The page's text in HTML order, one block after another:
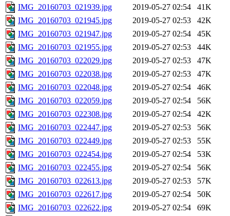
IMG_20160703_021939.jpg
2019-05-27 02:54
41K
IMG_20160703_021945.jpg
2019-05-27 02:53
42K
IMG_20160703_021947.jpg
2019-05-27 02:54
45K
IMG_20160703_021955.jpg
2019-05-27 02:53
44K
IMG_20160703_022029.jpg
2019-05-27 02:53
47K
IMG_20160703_022038.jpg
2019-05-27 02:53
47K
IMG_20160703_022048.jpg
2019-05-27 02:54
46K
IMG_20160703_022059.jpg
2019-05-27 02:54
56K
IMG_20160703_022308.jpg
2019-05-27 02:54
42K
IMG_20160703_022447.jpg
2019-05-27 02:53
56K
IMG_20160703_022449.jpg
2019-05-27 02:53
55K
IMG_20160703_022454.jpg
2019-05-27 02:54
53K
IMG_20160703_022455.jpg
2019-05-27 02:54
56K
IMG_20160703_022613.jpg
2019-05-27 02:53
57K
IMG_20160703_022617.jpg
2019-05-27 02:54
50K
IMG_20160703_022622.jpg
2019-05-27 02:54 69K